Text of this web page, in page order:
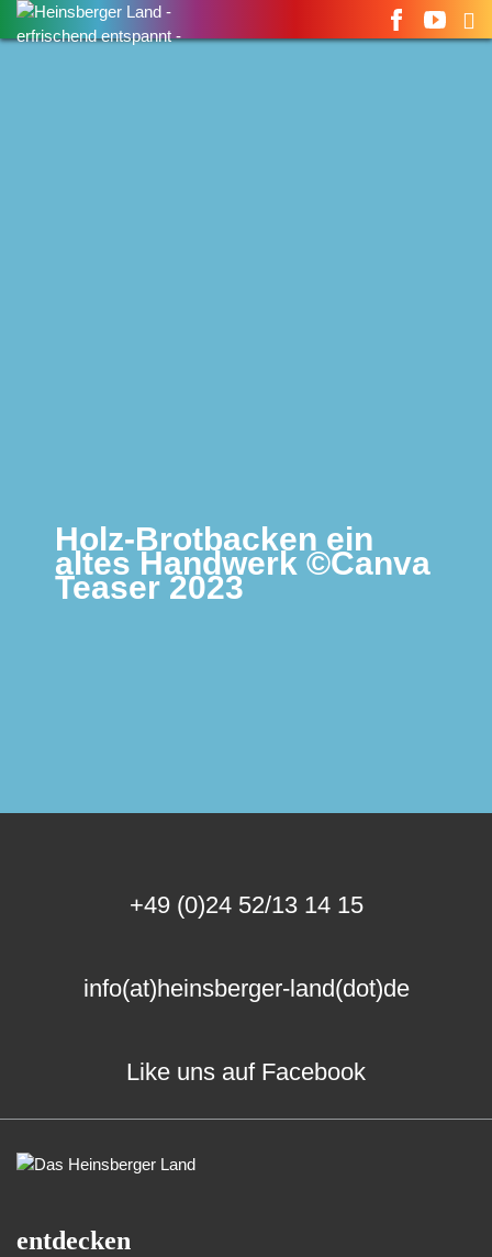
Suchen
nach:
Holz-Brotbacken ein
altes Handwerk ©Canva
Teaser 2023
+49 (0)24 52/13 14 15
info(at)heinsberger-land(dot)de
Like uns auf Facebook
entdecken